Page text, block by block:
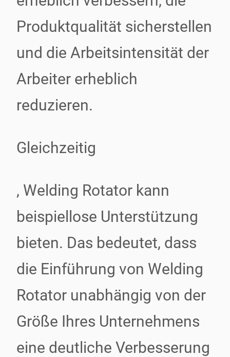
Produktqualität sicherstellen
und die Arbeitsintensität der
Arbeiter erheblich
reduzieren.
Gleichzeitig
, Welding Rotator kann
beispiellose Unterstützung
bieten. Das bedeutet, dass
die Einführung von Welding
Rotator unabhängig von der
Größe Ihres Unternehmens
eine deutliche Verbesserung